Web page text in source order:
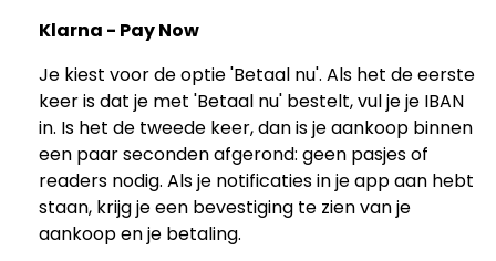
Klarna - Pay Now
Je kiest voor de optie 'Betaal nu'. Als het de eerste
keer is dat je met 'Betaal nu' bestelt, vul je je IBAN
in. Is het de tweede keer, dan is je aankoop binnen
een paar seconden afgerond: geen pasjes of
readers nodig. Als je notificaties in je app aan hebt
staan, krijg je een bevestiging te zien van je
aankoop en je betaling.